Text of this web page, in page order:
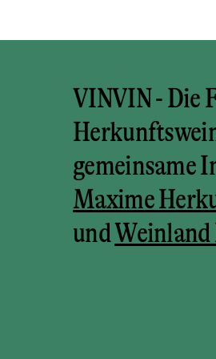
VINVIN - Die
gemeinsame
Maxime
undWeinland